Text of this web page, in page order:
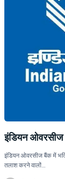
इंडियन ओवरसीज
इंडियन ओवरसीज बैंक में
तलाश करने वालों…